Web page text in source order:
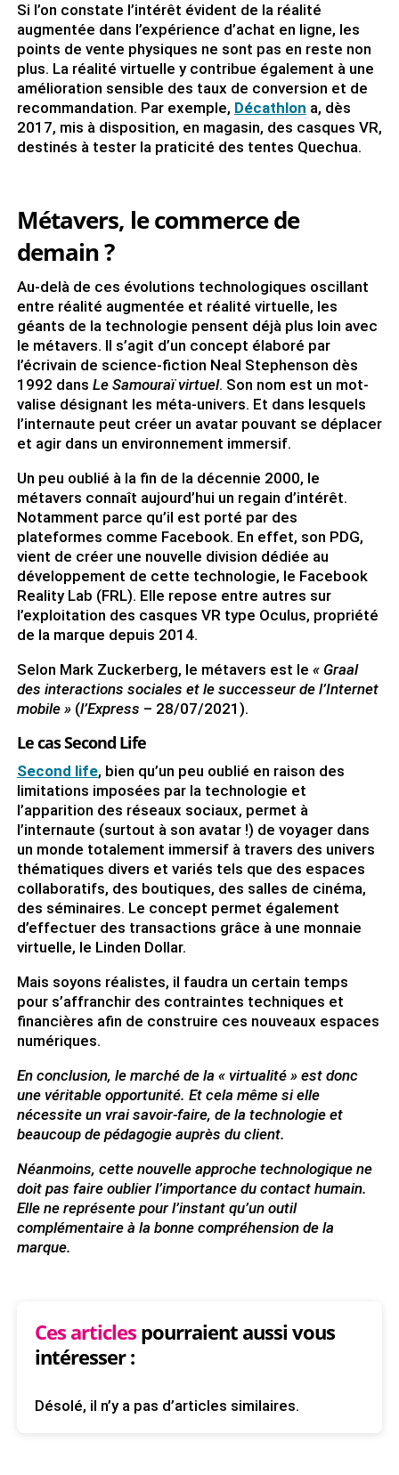
Si l’on constate l’intérêt évident de la réalité
augmentée dans l’expérience d’achat en ligne, les
points de vente physiques ne sont pas en reste non
plus. La réalité virtuelle y contribue également à une
amélioration sensible des taux de conversion et de
recommandation. Par exemple, Décathlon a, dès
2017, mis à disposition, en magasin, des casques VR,
destinés à tester la praticité des tentes Quechua.
Métavers, le commerce de
demain ?
Au-delà de ces évolutions technologiques oscillant
entre réalité augmentée et réalité virtuelle, les
géants de la technologie pensent déjà plus loin avec
le métavers. Il s’agit d’un concept élaboré par
l’écrivain de science-fiction Neal Stephenson dès
1992 dans Le Samouraï virtuel. Son nom est un mot-
valise désignant les méta-univers. Et dans lesquels
l’internaute peut créer un avatar pouvant se déplacer
et agir dans un environnement immersif.
Un peu oublié à la fin de la décennie 2000, le
métavers connaît aujourd’hui un regain d’intérêt.
Notamment parce qu’il est porté par des
plateformes comme Facebook. En effet, son PDG,
vient de créer une nouvelle division dédiée au
développement de cette technologie, le Facebook
Reality Lab (FRL). Elle repose entre autres sur
l’exploitation des casques VR type Oculus, propriété
de la marque depuis 2014.
Selon Mark Zuckerberg, le métavers est le « Graal
des interactions sociales et le successeur de l’Internet
mobile » (l’Express – 28/07/2021).
Le cas Second Life
Second life, bien qu’un peu oublié en raison des
limitations imposées par la technologie et
l’apparition des réseaux sociaux, permet à
l’internaute (surtout à son avatar !) de voyager dans
un monde totalement immersif à travers des univers
thématiques divers et variés tels que des espaces
collaboratifs, des boutiques, des salles de cinéma,
des séminaires. Le concept permet également
d’effectuer des transactions grâce à une monnaie
virtuelle, le Linden Dollar.
Mais soyons réalistes, il faudra un certain temps
pour s’affranchir des contraintes techniques et
financières afin de construire ces nouveaux espaces
numériques.
En conclusion, le marché de la « virtualité » est donc
une véritable opportunité. Et cela même si elle
nécessite un vrai savoir-faire, de la technologie et
beaucoup de pédagogie auprès du client.
Néanmoins, cette nouvelle approche technologique ne
doit pas faire oublier l’importance du contact humain.
Elle ne représente pour l’instant qu’un outil
complémentaire à la bonne compréhension de la
marque.
Ces articlespourraient aussi vous
intéresser :
Désolé, il n’y a pas d’articles similaires.